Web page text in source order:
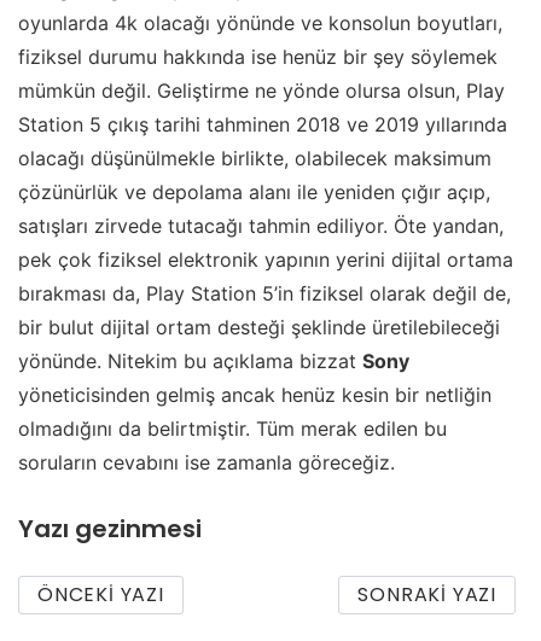
oyunlarda 4k olacağı yönünde ve konsolun boyutları,
fiziksel durumu hakkında ise henüz bir şey söylemek
mümkün değil. Geliştirme ne yönde olursa olsun, Play
Station 5 çıkış tarihi tahminen 2018 ve 2019 yıllarında
olacağı düşünülmekle birlikte, olabilecek maksimum
çözünürlük ve depolama alanı ile yeniden çığır açıp,
satışları zirvede tutacağı tahmin ediliyor. Öte yandan,
pek çok fiziksel elektronik yapının yerini dijital ortama
bırakması da, Play Station 5’in fiziksel olarak değil de,
bir bulut dijital ortam desteği şeklinde üretilebileceği
yönünde. Nitekim bu açıklama bizzat Sony
yöneticisinden gelmiş ancak henüz kesin bir netliğin
olmadığını da belirtmiştir. Tüm merak edilen bu
soruların cevabını ise zamanla göreceğiz.
Yazı gezinmesi
ÖNCEKI YAZI SONRAKI YAZI